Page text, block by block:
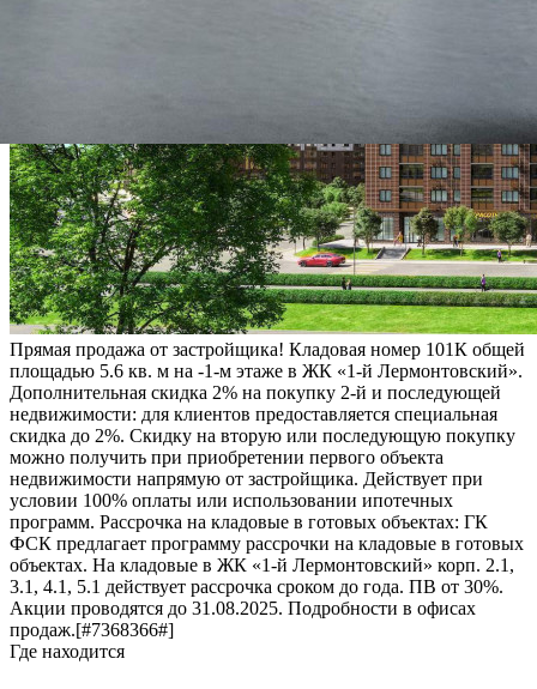
Прямая продажа от застройщика! Кладовая номер 101К общей
площадью 5.6 кв. м на -1-м этаже в ЖК «1-й Лермонтовский».
Дополнительная скидка 2% на покупку 2-й и последующей
недвижимости: для клиентов предоставляется специальная
скидка до 2%. Скидку на вторую или последующую покупку
можно получить при приобретении первого объекта
недвижимости напрямую от застройщика. Действует при
условии 100% оплаты или использовании ипотечных
программ. Рассрочка на кладовые в готовых объектах: ГК
ФСК предлагает программу рассрочки на кладовые в готовых
объектах. На кладовые в ЖК «1-й Лермонтовский» корп. 2.1,
3.1, 4.1, 5.1 действует рассрочка сроком до года. ПВ от 30%.
Акции проводятся до 31.08.2025. Подробности в офисах
продаж.[#7368366#]
Где находится